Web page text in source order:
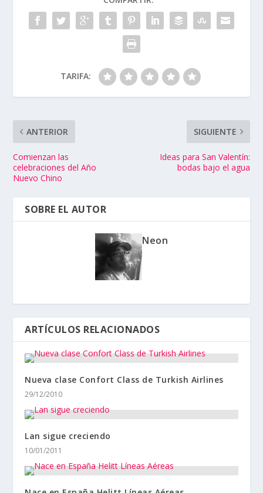
TARIFA:
ANTERIOR
Comienzan las
celebraciones del Año
Nuevo Chino
SIGUIENTE
Ideas para San Valentín:
bodas bajo el agua
SOBRE EL AUTOR
Neon
ARTÍCULOS RELACIONADOS
Nueva clase Confort Class de Turkish Airlines
29/12/2010
Lan sigue creciendo
10/01/2011